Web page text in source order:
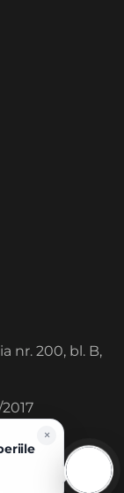
nr. 200, bl. B,
×